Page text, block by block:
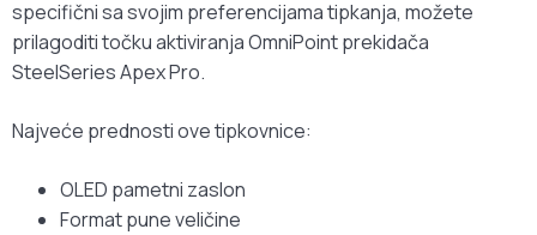
specifični sa svojim preferencijama tipkanja, možete
prilagoditi točku aktiviranja OmniPoint prekidača
SteelSeries Apex Pro.
Najveće prednosti ove tipkovnice:
OLED pametni zaslon
Format pune veličine